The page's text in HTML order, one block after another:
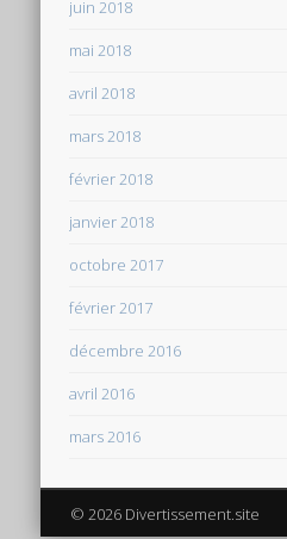
juin 2018
mai 2018
avril 2018
mars 2018
février 2018
janvier 2018
octobre 2017
février 2017
décembre 2016
avril 2016
mars 2016
© 2026 Divertissement.site